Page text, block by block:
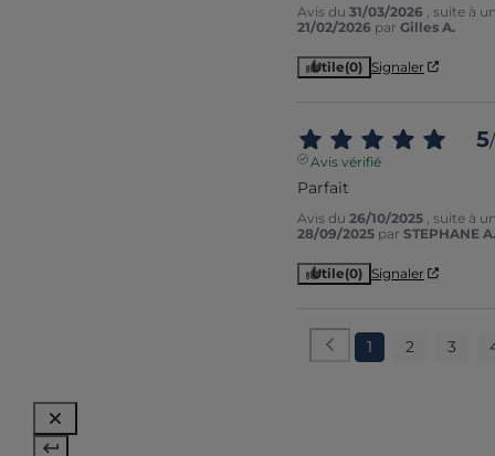
Avis du 31/03/2026
, suite à
21/02/2026 par Gilles A.
Utile(0) Signaler
5/
Avis vérifié
Parfait
Avis du 26/10/2025
, suite à
28/09/2025 par STEPHANE A.
Utile(0) Signaler
1 2 3